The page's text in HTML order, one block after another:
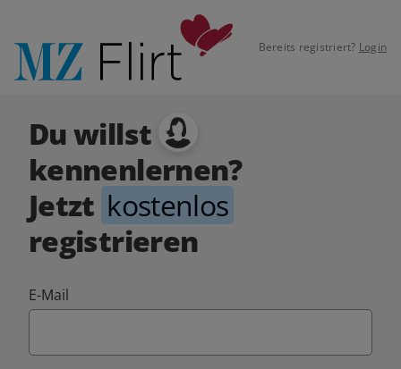
Bereits registriert? Login
Du willst
kennenlernen?
Jetzt kostenlos
registrieren
E-Mail